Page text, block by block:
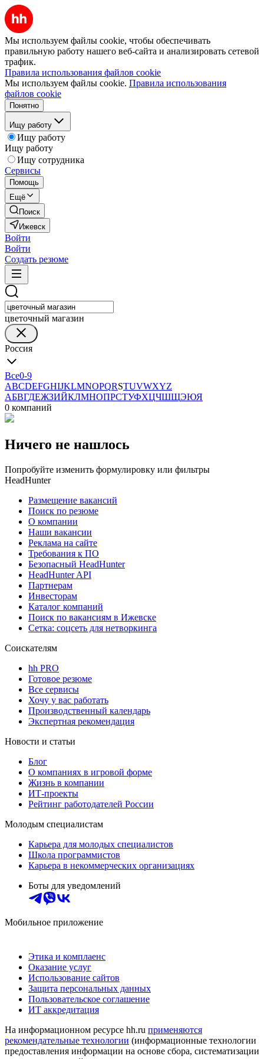
Мы используем файлы cookie, чтобы обеспечивать
правильную работу нашего веб-сайта и анализировать сетевой
трафик.
Правила использования файлов cookie
Мы используем файлы cookie. Правила использования
файлов cookie
Понятно
Ищу работу
Ищу работу
Ищу работу
Ищу сотрудника
Сервисы
Помощь
Ещё
Поиск
Ижевск
Войти
Войти
Создать резюме
цветочный магазин
Россия
Все0-9
ABCDEFGHIJKLMNOPQRSTUVWXYZ
АБВГДЕЖЗИЙКЛМНОПРСТУФХЦЧШЩЭЮЯ
0 компаний
Ничего не нашлось
Попробуйте изменить формулировку или фильтры
HeadHunter
Размещение вакансий
Поиск по резюме
О компании
Наши вакансии
Реклама на сайте
Требования к ПО
Безопасный HeadHunter
HeadHunter API
Партнерам
Инвесторам
Каталог компаний
Поиск по вакансиям в Ижевске
Сетка: соцсеть для нетворкинга
Соискателям
hh PRO
Готовое резюме
Все сервисы
Хочу у вас работать
Производственный календарь
Экспертная рекомендация
Новости и статьи
Блог
О компаниях в игровой форме
Жизнь в компании
ИТ-проекты
Рейтинг работодателей России
Молодым специалистам
Карьера для молодых специалистов
Школа программистов
Карьера в некоммерческих организациях
Боты для уведомлений
Мобильное приложение
Этика и комплаенс
Оказание услуг
Использование сайтов
Защита персональных данных
Пользовательское соглашение
ИТ аккредитация
На информационном ресурсе hh.ru применяются
рекомендательные технологии (информационные технологии
предоставления информации на основе сбора, систематизации